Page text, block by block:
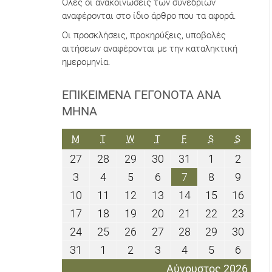
Όλες οι ανακοινώσεις των συνεδρίων
αναφέρονται στο ίδιο άρθρο που τα αφορά.
Οι προσκλήσεις, προκηρύξεις, υποβολές
αιτήσεων αναφέρονται με την καταληκτική
ημερομηνία.
ΕΠΙΚΕΊΜΕΝΑ ΓΕΓΟΝΌΤΑ ΑΝΆ
ΜΉΝΑ
Αύγουστος 2026
M ΔΕΥΤΈΡΑ
TΤΡΊΤΗWΤΕΤΆΡΤΗ
TΠΈΜΠΤΗ
FΠΑΡΑΣΚΕΥΉ
SΣΆΒΒΑΤΟ
SΚΥΡΙΑΚΉ
27
Ιουλίου
2026
28
Ιουλίου
2026
29
Ιουλίου
2026
3030
Ιουλίου
2026
31
Ιουλίου
2026
1
Αυγούστου
2026
22
3
Αυγούστου
2026
44
Αυγούστου
2026
55
Αυγούστου
2026
66
Αυγούστου
2026
77
Αυγούστου
2026
88
Αυγούστου
2026
99
2026
10
Αυγούστου
2026
11
Αυγούστου
2026
12
Αυγούστου
2026
1313
Αυγούστου
2026
1414
Αυγούστου
2026
1515
Αυγούστου
2026
1616
2026
17
Αυγούστου
2026
18
Αυγούστου
2026
19
Αυγούστου
2026
2020
Αυγούστου
2026
21
Αυγούστου
2026
2222
Αυγούστου
2026
2323
2026
2424
Αυγούστου
2026
2525
Αυγούστου
2026
26
Αυγούστου
2026
2727
Αυγούστου
2026
2828
Αυγούστου
2026
2929
Αυγούστου
2026
3030
2026
31
Αυγούστου
1
Σεπτεμβρίου
2
Σεπτεμβρίου
33
Σεπτεμβρίου
44
Σεπτεμβρίου
55
Σεπτεμβρίου
66